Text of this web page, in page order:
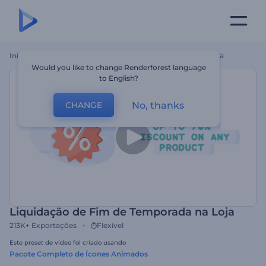
Início Liquidação De Fim De Temporada Na Loja
Liquidação de Fim de Temporada na Loja
213K+ Exportações Flexível
Este preset de vídeo foi criado usando
Pacote Completo de Ícones Animados
Would you like to change Renderforest language
to English?
CHANGE No, thanks